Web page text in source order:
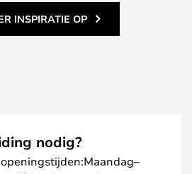
INSPIRATIE OP
nodig?